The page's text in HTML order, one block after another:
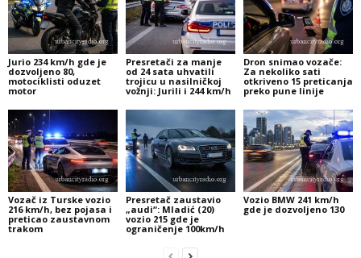
Jurio 234 km/h gde je
dozvoljeno 80,
motociklisti oduzet
motor
Presretači za manje
od 24 sata uhvatili
trojicu u nasilničkoj
vožnji: Jurili i 244 km/h
Dron snimao vozače:
Za nekoliko sati
otkriveno 15 preticanja
preko pune linije
Vozač iz Turske vozio
216 km/h, bez pojasa i
preticao zaustavnom
trakom
Presretač zaustavio
„audi“: Mladić (20)
vozio 215 gde je
ograničenje 100km/h
Vozio BMW 241 km/h
gde je dozvoljeno 130